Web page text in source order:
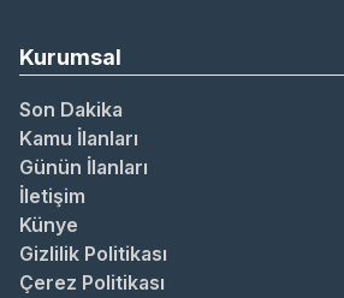
Kurumsal
Son Dakika
Kamu İlanları
Günün İlanları
İletişim
Künye
Gizlilik Politikası
Çerez Politikası